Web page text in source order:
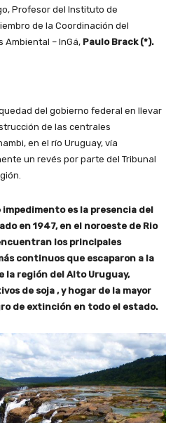
Profesor del Instituto de
de la Coordinación del
Ambiental – InGá, Paulo Brack (*).
del gobierno federal en llevar
de las centrales
en el río Uruguay, vía
un revés por parte del Tribunal
es la presencia del
en 1947, en el noroeste de Rio
los principales
continuos que escaparon a la
la región del Alto Uruguay,
de soja , y hogar de la mayor
de extinción en todo el estado.